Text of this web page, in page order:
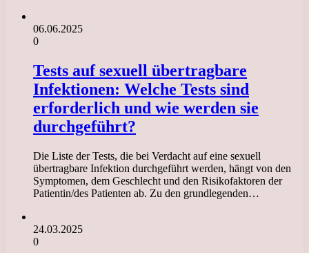
06.06.2025
0
Tests auf sexuell übertragbare
Infektionen: Welche Tests sind
erforderlich und wie werden sie
durchgeführt?
Die Liste der Tests, die bei Verdacht auf eine sexuell
übertragbare Infektion durchgeführt werden, hängt von den
Symptomen, dem Geschlecht und den Risikofaktoren der
Patientin/des Patienten ab. Zu den grundlegenden…
24.03.2025
0